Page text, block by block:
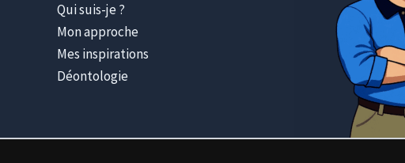
Qui suis-je ?
Mon approche
Mes inspirations
Déontologie